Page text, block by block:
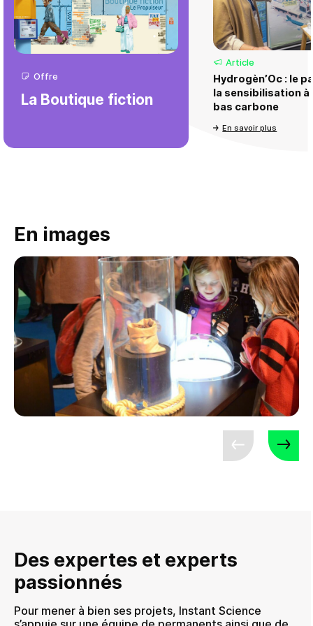
Offre
La Boutique fiction
Article
Hydrogèn’Oc : le
la sensibilisation à
bas carbone
En savoir plus
En images
Des expertes et experts
passionnés
Pour mener à bien ses projets, Instant Science